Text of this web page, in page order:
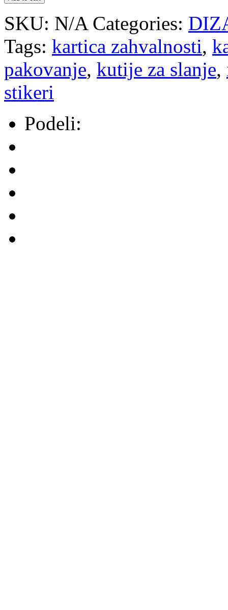
SKU: N/A Categories:
Tags: kartica zahvalnosti,
pakovanje, kutije za slanje,
stikeri
Podeli: